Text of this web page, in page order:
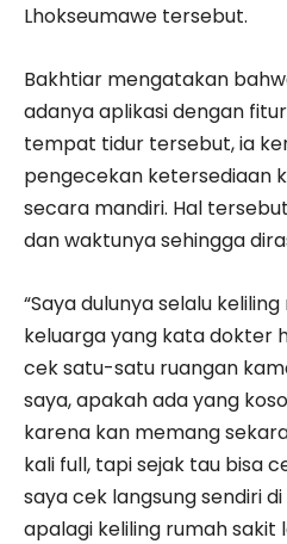
Lhokseumawe tersebut.
Bakhtiar mengatakan
adanya aplikasi dengan
tempat tidur tersebut, ia
pengecekan ketersediaan
secara mandiri. Hal
dan waktunya sehingga
“Saya dulunya selalu
keluarga yang kata dokter
cek satu-satu ruangan
saya, apakah ada yang
karena kan memang
kali full, tapi sejak tau bisa
saya cek langsung sendiri
apalagi keliling rumah sakit